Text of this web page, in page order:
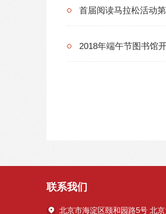
首届阅读马拉松活动
2018年端午节图书馆
联系我们
北京市海淀区颐和园路5号 北